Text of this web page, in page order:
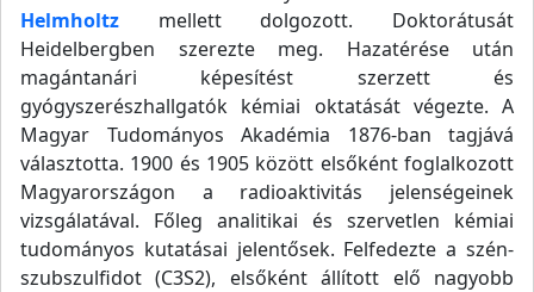
Helmholtz mellett dolgozott. Doktorátusát
Heidelbergben szerezte meg. Hazatérése után
magántanári képesítést szerzett és
gyógyszerészhallgatók kémiai oktatását végezte. A
Magyar Tudományos Akadémia 1876-ban tagjává
választotta. 1900 és 1905 között elsőként foglalkozott
Magyarországon a radioaktivitás jelenségeinek
vizsgálatával. Főleg analitikai és szervetlen kémiai
tudományos kutatásai jelentősek. Felfedezte a szén-
szubszulfidot (C3S2), elsőként állított elő nagyobb